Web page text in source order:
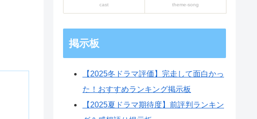
cast theme-song
掲示板
【2025冬ドラマ評価】完走して面白かっ
た！おすすめランキング掲示板
【2025夏ドラマ期待度】前評判ランキン